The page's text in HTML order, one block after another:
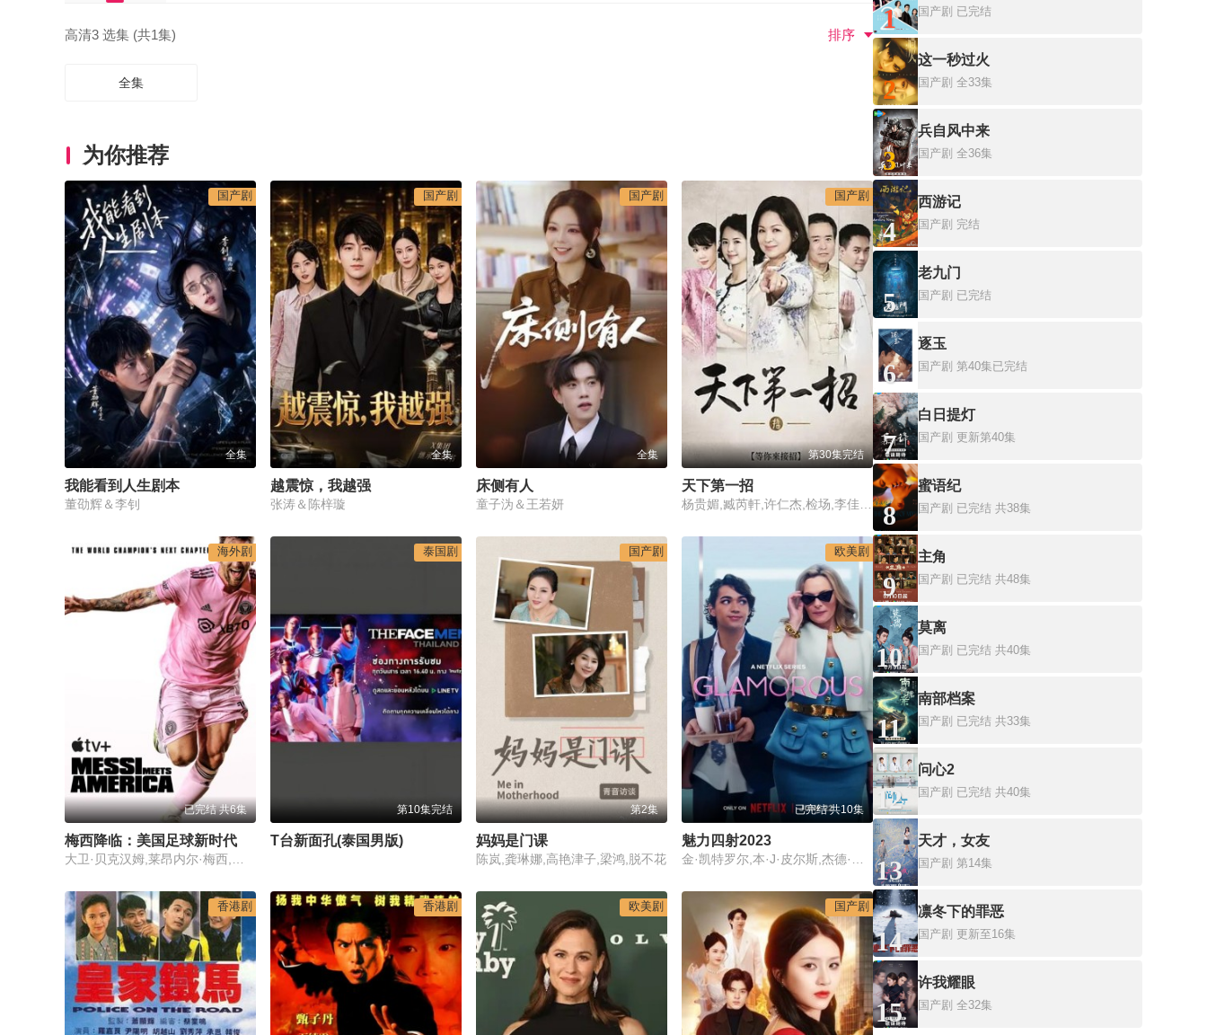
高清3 选集 (共1集) 排序
全集
为你推荐
国产剧
全集
我能看到人生剧本
董劭辉＆李钊
国产剧
全集
越震惊，我越强
张涛＆陈梓璇
国产剧
全集
床侧有人
童子沩＆王若妍
国产剧
第30集完结
天下第一招
海外剧
已完结 共6集
梅西降临：美国足球新时代
泰国剧
第10集完结
T台新面孔(泰国男版)
国产剧
第2集
妈妈是门课
陈岚,龚琳娜,高艳津子,梁鸿,脱不花
欧美剧
已完结 共10集
魅力四射2023
香港剧 香港剧 欧美剧 国产剧
1 国产剧 已完结
2
这一秒过火
国产剧 全33集
3
兵自风中来
国产剧 全36集
4
西游记
国产剧 完结
5
老九门
国产剧 已完结
6
逐玉
国产剧 第40集已完结
7
白日提灯
国产剧 更新第40集
8
蜜语纪
国产剧 已完结 共38集
9
主角
国产剧 已完结 共48集
10
莫离
国产剧 已完结 共40集
11
南部档案
国产剧 已完结 共33集
12
问心2
国产剧 已完结 共40集
13
天才，女友
国产剧 第14集
14
凛冬下的罪恶
国产剧 更新至16集
15
许我耀眼
国产剧 全32集